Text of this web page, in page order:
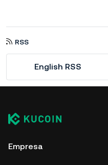
RSS
English RSS
Empresa